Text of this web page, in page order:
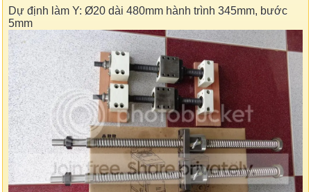
Dự định làm Y: Ø20 dài 480mm hành trình 345mm, bước
5mm